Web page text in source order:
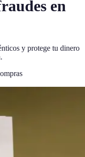
en
y protege tu dinero